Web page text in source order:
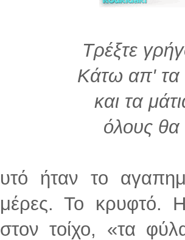
Τρέξτε
Κάτω απ' τα
και τα
όλους
υτό ήταν το
μέρες. Το κρυφτό.
στον τοίχο, «τα